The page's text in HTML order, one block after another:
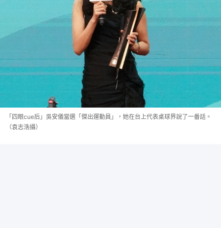
「四眼cue后」吳安儀當選「傑出運動員」，她在台上代表桌球界說了一番話。
（袁志浩攝）